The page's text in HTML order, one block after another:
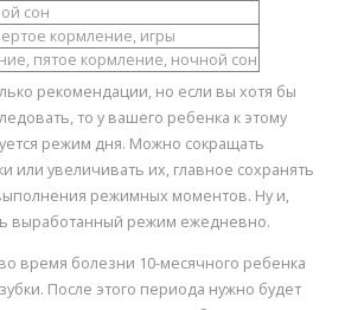
сон
кормление, игры
пятое кормление, ночной сон
рекомендации, но если вы хотя бы
то у вашего ребенка к этому
режим дня. Можно сокращать
или увеличивать их, главное сохранять
режимных моментов. Ну и,
выработанный режим ежедневно.
время болезни 10-месячного ребенка
После этого периода нужно будет